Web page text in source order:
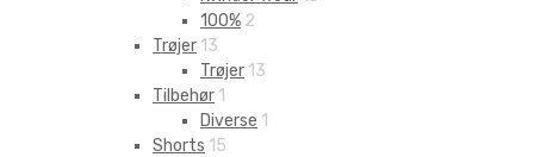
100% 2
Trøjer 13
Trøjer 13
Tilbehør 1
Diverse 1
Shorts 15